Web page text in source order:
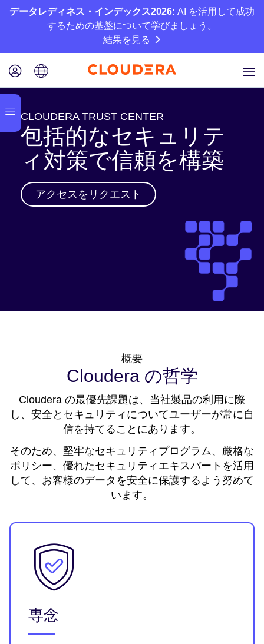
データレディネス・インデックス2026: AI を活用して成功
するための基盤について学びましょう。
結果を見る
CLOUDERA TRUST CENTER
包括的なセキュリテ
ィ対策で信頼を構築
アクセスをリクエスト
概要
Cloudera の哲学
Cloudera の最優先課題は、当社製品の利用に際
し、安全とセキュリティについてユーザーが常に自
信を持てることにあります。
そのため、堅牢なセキュリティプログラム、厳格な
ポリシー、優れたセキュリティエキスパートを活用
して、お客様のデータを安全に保護するよう努めて
います。
専念